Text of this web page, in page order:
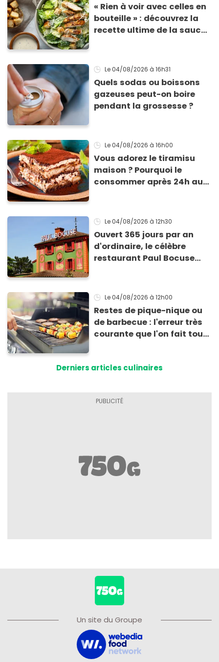
« Rien à voir avec celles en
bouteille » : découvrez la
recette ultime de la sauce
Le 04/08/2026 à 16h31
Quels sodas ou boissons
gazeuses peut-on boire
pendant la grossesse ?
Le 04/08/2026 à 16h00
Vous adorez le tiramisu
maison ? Pourquoi le
consommer après 24h au
Le 04/08/2026 à 12h30
Ouvert 365 jours par an
d'ordinaire, le célèbre
restaurant Paul Bocuse
Le 04/08/2026 à 12h00
Restes de pique-nique ou
de barbecue : l'erreur très
courante que l'on fait tous
Derniers articles culinaires
Un site du Groupe